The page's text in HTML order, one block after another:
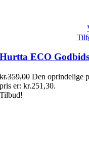
Hurtta ECO
kr.359,00 Den oprindelige
pris er: kr.251,30.
Tilbud!